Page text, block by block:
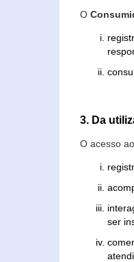
O
3. Da
O acesso ao
ser